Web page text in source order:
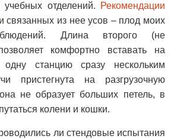
отделений.
Рекомендации
и связанных из нее усов – плод моих
Длина второго (не
комфортно вставать на
одну станцию сразу нескольким
пристегнута на разгрузочную
не образует больших петель, в
колени и кошки.
ли стендовые испытания